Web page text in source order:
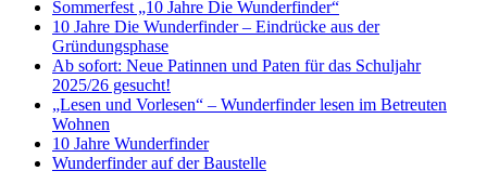
Sommerfest „10 Jahre Die Wunderfinder“
10 Jahre Die Wunderfinder – Eindrücke aus der
Gründungsphase
Ab sofort: Neue Patinnen und Paten für das Schuljahr
2025/26 gesucht!
„Lesen und Vorlesen“ – Wunderfinder lesen im Betreuten
Wohnen
10 Jahre Wunderfinder
Wunderfinder auf der Baustelle